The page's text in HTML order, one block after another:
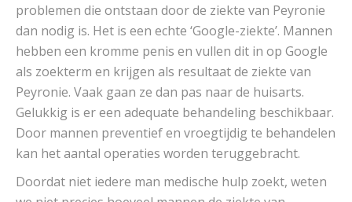
problemen die ontstaan door de ziekte van Peyronie
dan nodig is. Het is een echte ‘Google-ziekte’. Mannen
hebben een kromme penis en vullen dit in op Google
als zoekterm en krijgen als resultaat de ziekte van
Peyronie. Vaak gaan ze dan pas naar de huisarts.
Gelukkig is er een adequate behandeling beschikbaar.
Door mannen preventief en vroegtijdig te behandelen
kan het aantal operaties worden teruggebracht.
Doordat niet iedere man medische hulp zoekt, weten